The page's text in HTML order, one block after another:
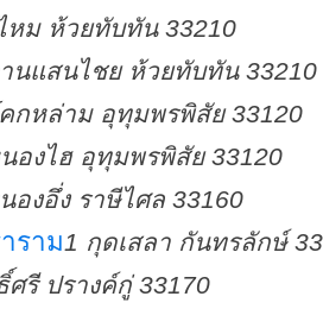
หม ห้วยทับทัน 33210
นแสนไชย ห้วยทับทัน 33210
กหล่าม อุทุมพรพิสัย 33120
องไฮ อุทุมพรพิสัย 33120
องอึ่ง ราษีไศล 33160
ราม1 กุดเสลา กันทรลักษ์
ศรี ปรางค์กู่ 33170